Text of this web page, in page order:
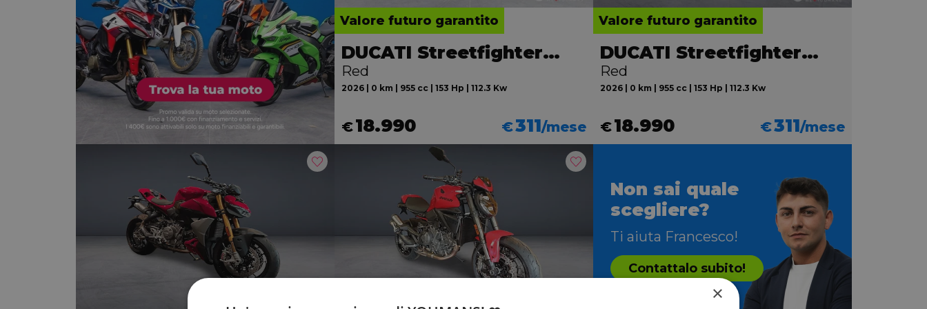
Valore futuro garantito
DUCATI Streetfighter V2
Red
2026 | 0 km | 955 cc | 153 Hp | 112.3 Kw
€18.990 €311/mese
Valore futuro garantito
DUCATI Streetfighter V2
Red
2026 | 0 km | 955 cc | 153 Hp | 112.3 Kw
€18.990 €311/mese
Non sai quale
scegliere?
Ti aiuta Francesco!
Contattalo subito!
×